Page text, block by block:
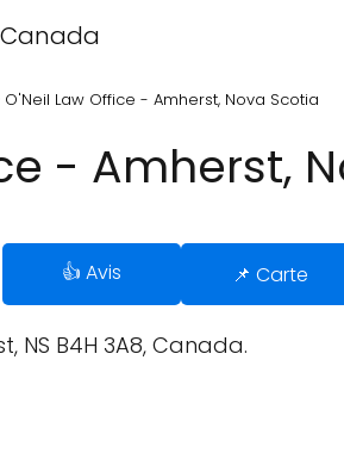
O'Neil Law Office - Amherst, Nova Scotia
- Amherst,
👍 Avis 📌 Carte
NS B4H 3A8, Canada.